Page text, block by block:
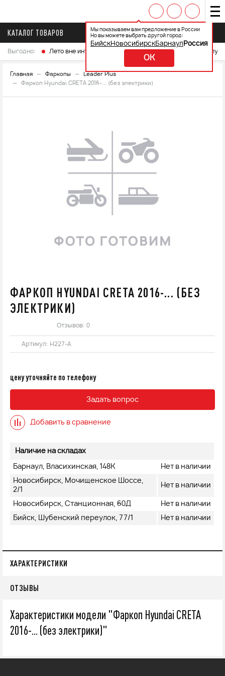
Мы показываем вам предложение в России
Но вы можете выбрать другой город:
БийскНовосибирскБарнаул Россия
OK
КАТАЛОГ ТОВАРОВ
Выгодно: Лето вне интренета Выберите свой мотоцикл и
Главная Фаркопы
Leader Plus
Фаркоп Hyundai CRETA 2016-... (без электрики)
ФАРКОП HYUNDAI CRETA 2016-... (БЕЗ
ЭЛЕКТРИКИ)
Отзывов: 0
Артикул: H227-A
цену уточняйте по телефону
Задать вопрос
Добавить в сравнение
Наличие на складах
Барнаул, Власихинская, 148К
Нет в наличии
Новосибирск, Мочищенское Шоссе,
2/1
Нет в наличии
Новосибирск, Станционная, 60Д
Нет в наличии
Бийск, Шубенский переулок, 77/1
Нет в наличии
ХАРАКТЕРИСТИКИ
ОТЗЫВЫ
Характеристики модели "Фаркоп Hyundai CRETA
2016-... (без электрики)"